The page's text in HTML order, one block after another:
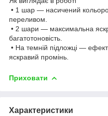
• 1 шар — насичений
переливом.
• 2 шари — максимальна
багатотоновість.
• На темній підложці — ефект
яскравий промінь.
Приховати
Характеристики